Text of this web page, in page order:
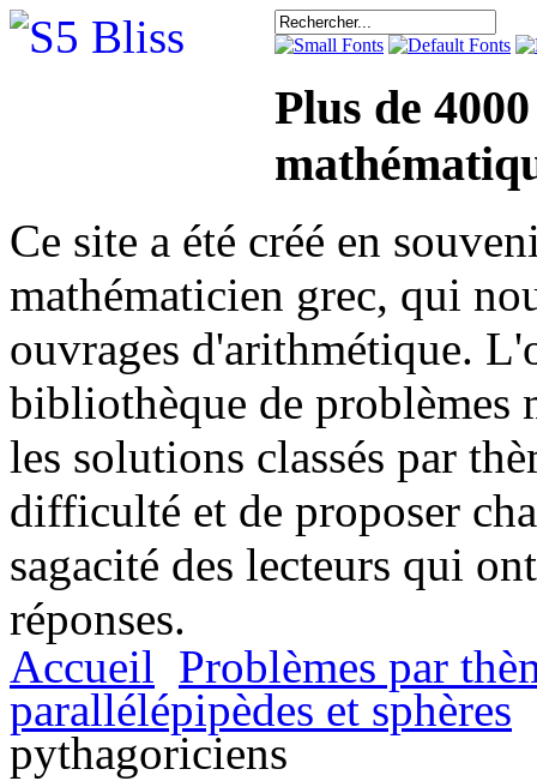
Plus de
Ce site a été créé en
mathématicien grec, qui
ouvrages d'arithmétique.
bibliothèque de problèmes
les solutions classés par
difficulté et de proposer
sagacité des lecteurs qui
réponses.
Accueil Problèmes par
parallélépipèdes et sphères
pythagoriciens